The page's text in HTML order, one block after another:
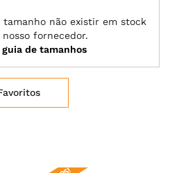
não existir em stock
fornecedor.
de tamanhos